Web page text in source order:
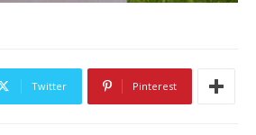
Twitter Pinterest